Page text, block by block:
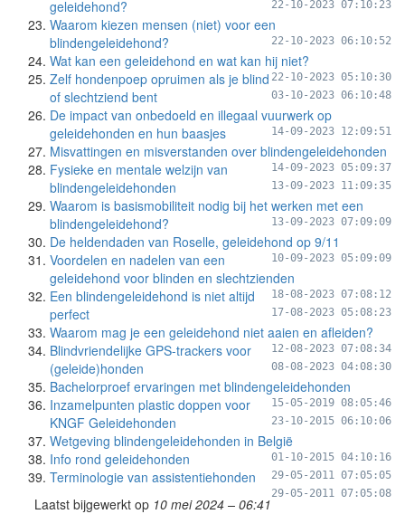
geleidehond?
22-10-2023 07:10:23
Waarom kiezen mensen (niet) voor een
blindengeleidehond?
22-10-2023 06:10:52
Wat kan een geleidehond en wat kan hij niet?
22-10-2023 05:10:30
Zelf hondenpoep opruimen als je blind
of slechtziend bent
03-10-2023 06:10:48
De impact van onbedoeld en illegaal vuurwerk op
geleidehonden en hun baasjes
14-09-2023 12:09:51
Misvattingen en misverstanden over blindengeleidehonden
14-09-2023 05:09:37
Fysieke en mentale welzijn van
blindengeleidehonden
13-09-2023 11:09:35
Waarom is basismobiliteit nodig bij het werken met een
blindengeleidehond?
13-09-2023 07:09:09
De heldendaden van Roselle, geleidehond op 9/11
10-09-2023 05:09:09
Voordelen en nadelen van een
geleidehond voor blinden en slechtzienden
18-08-2023 07:08:12
Een blindengeleidehond is niet altijd
perfect
17-08-2023 05:08:23
Waarom mag je een geleidehond niet aaien en afleiden?
12-08-2023 07:08:34
Blindvriendelijke GPS-trackers voor
(geleide)honden
08-08-2023 04:08:30
Bachelorproef ervaringen met blindengeleidehonden
15-05-2019 08:05:46
Inzamelpunten plastic doppen voor
KNGF Geleidehonden
23-10-2015 06:10:06
Wetgeving blindengeleidehonden in België
01-10-2015 04:10:16
Info rond geleidehonden
29-05-2011 07:05:05
Terminologie van assistentiehonden
29-05-2011 07:05:08
Laatst bijgewerkt op 10 mei 2024 – 06:41